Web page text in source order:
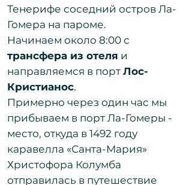
Тенерифе соседний остров Ла-
Гомера на пароме.
Начинаем около 8:00 с
трансфера из отеля и
направляемся в порт Лос-
Кристианос.
Примерно через один час мы
прибываем в порт Ла-Гомеры -
место, откуда в 1492 году
каравелла «Санта-Мария»
Христофора Колумба
отправилась в путешествие